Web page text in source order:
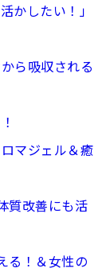
かしたい！」
ら吸収される
マジェル＆癒
質改善にも活
る！＆女性の